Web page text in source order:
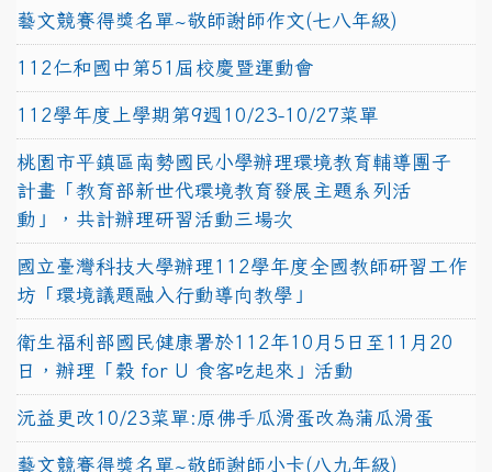
藝文競賽得獎名單~敬師謝師作文(七八年級)
112仁和國中第51屆校慶暨運動會
112學年度上學期第9週10/23-10/27菜單
桃園市平鎮區南勢國民小學辦理環境教育輔導團子
計畫「教育部新世代環境教育發展主題系列活
動」，共計辦理研習活動三場次
國立臺灣科技大學辦理112學年度全國教師研習工作
坊「環境議題融入行動導向教學」
衛生福利部國民健康署於112年10月5日至11月20
日，辦理「穀 for U 食客吃起來」活動
沅益更改10/23菜單:原佛手瓜滑蛋改為蒲瓜滑蛋
藝文競賽得獎名單~敬師謝師小卡(八九年級)